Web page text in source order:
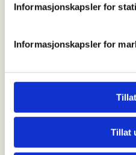
Informasjonskapsler for
Informasjonskapsler for
Tillat
storviltprøve.
Klær etter forhold, ha
Mer info vil komme når
Ta kontakt om du lurer på